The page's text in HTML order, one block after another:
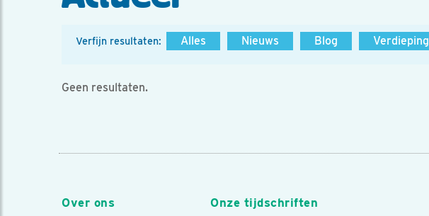
Verfijn resultaten: Alles Nieuws Blog Verdieping
Geen resultaten.
Over ons Onze tijdschriften